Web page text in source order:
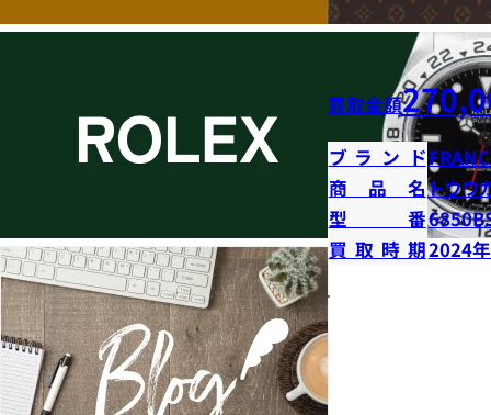
買取金額
ブランド
商品名トウウ
型番
買取時期2024